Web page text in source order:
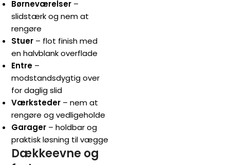
Børneværelser –
slidstærk og nem at
rengøre
Stuer – flot finish med
en halvblank overflade
Entre –
modstandsdygtig over
for daglig slid
Værksteder – nem at
rengøre og vedligeholde
Garager – holdbar og
praktisk løsning til vægge
Dækkeevne og